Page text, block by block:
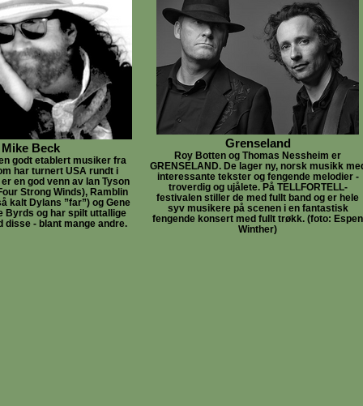
Mike Beck
godt etablert musiker fra
har turnert USA rundt i
en god venn av Ian Tyson
Strong Winds), Ramblin
kalt Dylans ”far”) og Gene
Byrds og har spilt uttallige
disse - blant mange andre.
Grenseland
Roy Botten og Thomas Nessheim er
GRENSELAND. De lager ny, norsk musikk
interessante tekster og fengende melodier -
troverdig og ujålete. På TELLFORTELL-
festivalen stiller de med fullt band og er hele
syv musikere på scenen i en fantastisk
fengende konsert med fullt trøkk. (foto: Espen
Winther)